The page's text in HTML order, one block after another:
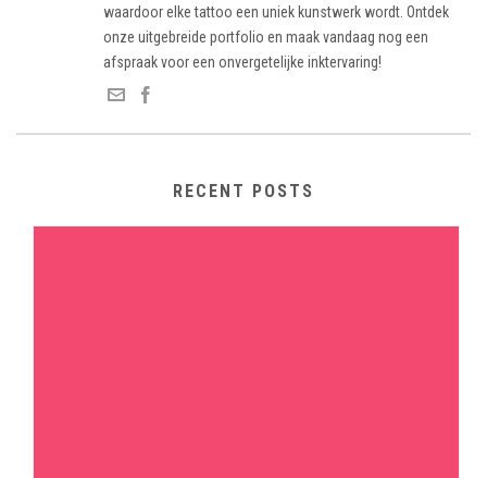
waardoor elke tattoo een uniek kunstwerk wordt. Ontdek
onze uitgebreide portfolio en maak vandaag nog een
afspraak voor een onvergetelijke inktervaring!
RECENT POSTS